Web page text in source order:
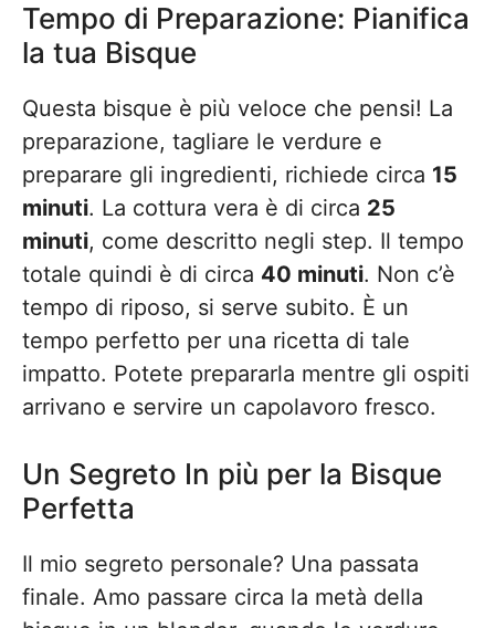
Tempo di Preparazione: Pianifica
la tua Bisque
Questa bisque è più veloce che pensi! La
preparazione, tagliare le verdure e
preparare gli ingredienti, richiede circa 15
minuti. La cottura vera è di circa 25
minuti, come descritto negli step. Il tempo
totale quindi è di circa 40 minuti. Non c’è
tempo di riposo, si serve subito. È un
tempo perfetto per una ricetta di tale
impatto. Potete prepararla mentre gli ospiti
arrivano e servire un capolavoro fresco.
Un Segreto In più per la Bisque
Perfetta
Il mio segreto personale? Una passata
finale. Amo passare circa la metà della